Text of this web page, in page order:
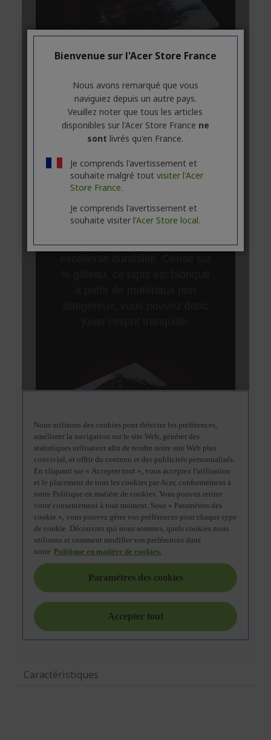
Caractéristiques
Bienvenue sur l'Acer Store France
Nous avons remarqué que vous
naviguiez depuis un autre pays.
Veuillez noter que tous les articles
disponibles sur l'Acer Store France ne
sont livrés qu'en France.
Je comprends l'avertissement et
souhaite malgré tout visiter l'Acer
Store France.
Je comprends l'avertissement et
souhaite visiter l'Acer Store local.